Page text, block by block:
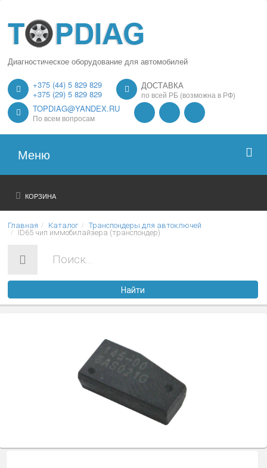
Диагностическое оборудование для автомобилей
+375 (44) 5 829 829
+375 (29) 5 829 829
ДОСТАВКА
по всей РБ (возможна в РФ)
TOPDIAG@YANDEX.RU
По всем вопросам
Меню
Главная
О нас
Оплата
КОРЗИНА
Главная Каталог
Транспондеры для автоключей
ID65 чип иммобилайзера (транспондер)
Найти